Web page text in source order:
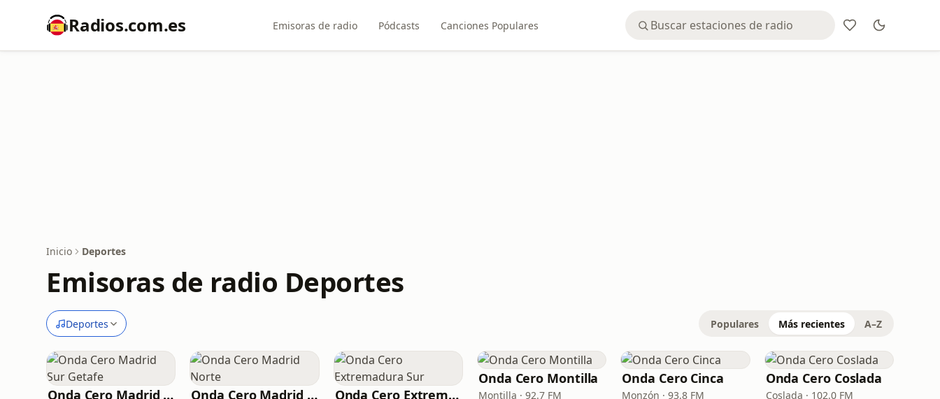
Radios.com.es Emisoras de radio Pódcasts Canciones Populares
Inicio Deportes
Emisoras de radio Deportes
Deportes Populares Más recientes A–Z
Onda Cero Madrid Sur Getafe Onda Cero Madrid Norte Onda Cero Extremadura Sur
Onda Cero Montilla
Montilla · 92.7 FM
Onda Cero Cinca
Monzón · 93.8 FM
Onda Cero Coslada
Coslada · 102.0 FM